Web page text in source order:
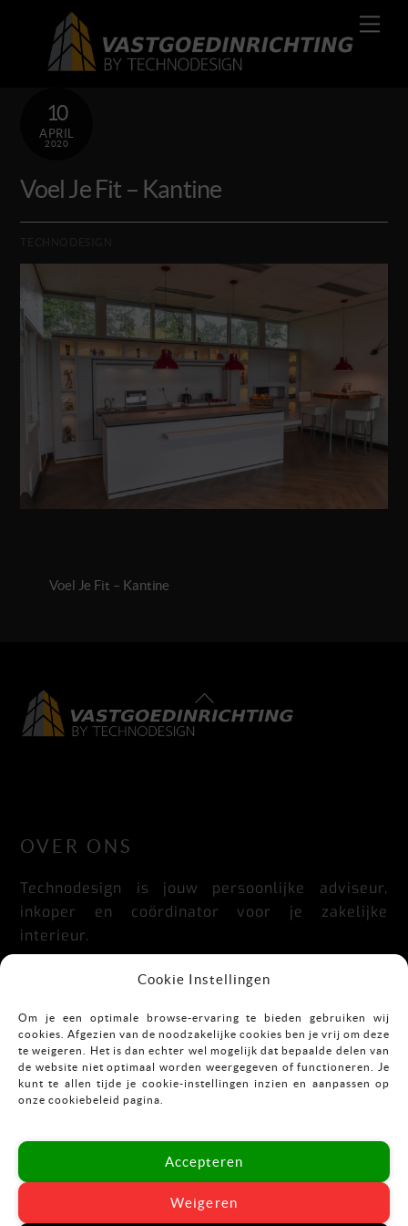
Cookie Instellingen
Om je een optimale browse-ervaring te bieden gebruiken wij
cookies. Afgezien van de noodzakelijke cookies ben je vrij om deze
te weigeren. Het is dan echter wel mogelijk dat bepaalde delen van
de website niet optimaal worden weergegeven of functioneren. Je
kunt te allen tijde je cookie-instellingen inzien en aanpassen op
onze cookiebeleid pagina.
Accepteren
Weigeren
content
10
APRIL
2020
Voel Je Fit – Kantine
Voel Je Fit – Kantine
Back
To
OVER ONS
Technodesign is jouw persoonlijke adviseur,
inkoper en coördinator voor je zakelijke
interieur.
Praktisch, doordacht, stijlvol en flexibel.
CONTACT
Mekkelholtsweg 7
E:info@vastgoedinrichting.nl